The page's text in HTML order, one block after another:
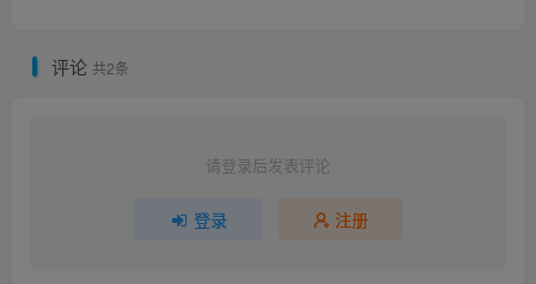
评论 共2条
请登录后发表评论
登录 注册